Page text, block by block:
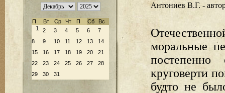
П Вт Ср Чт П Сб Вс
1 2 3 4 5 6
7
8
9 10 11 12 13
14
15
16 17 18 19 20
21
22
23 24 25 26 27
28
29
30 31
Антониев В.Г. -
моральные
постепенно
круговерти
будто не